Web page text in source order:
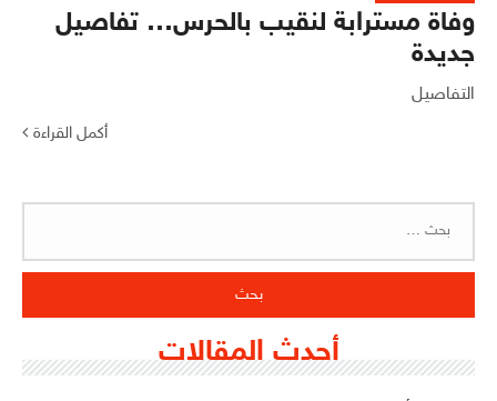
وفاة مسترابة لنقيب بالحرس… تفاصيل
جديدة
التفاصيل
أكمل القراءة
أحدث المقالات